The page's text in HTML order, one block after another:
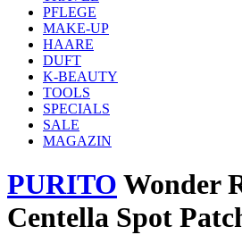
PFLEGE
MAKE-UP
HAARE
DUFT
K-BEAUTY
TOOLS
SPECIALS
SALE
MAGAZIN
PURITO Wonder
Centella Spot